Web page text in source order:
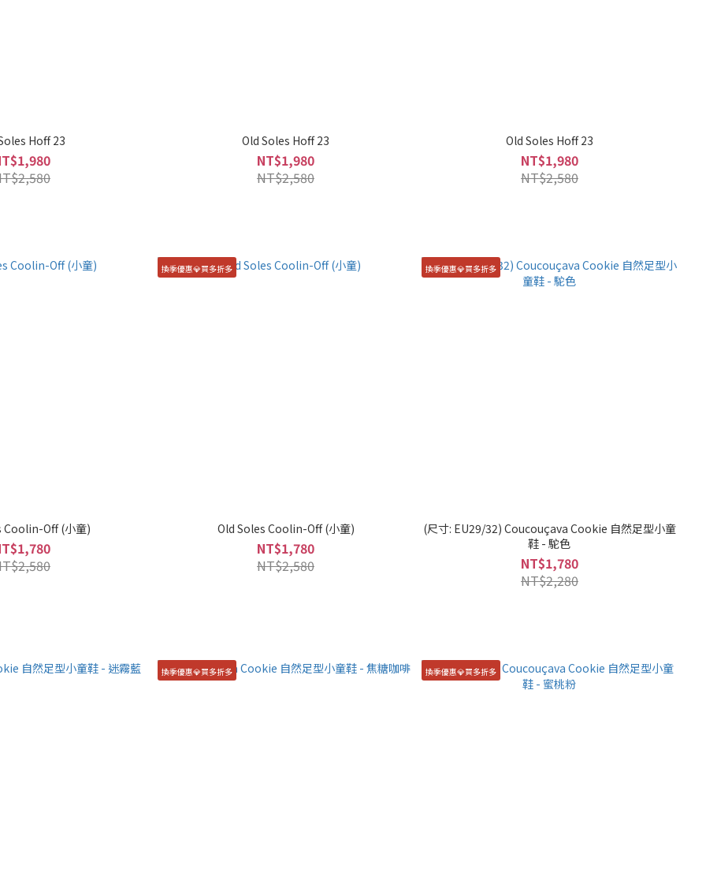
Hoff 23 Old Soles Hoff 23
NT$1,980
NT$2,580
Old Soles Hoff 23
NT$1,980
NT$2,580
Coolin-Off (小童)
換季優惠💎買多折多
Old Soles Coolin-Off (小童)
NT$1,780
NT$2,580
換季優惠💎買多折多
(尺寸: EU29/32) Coucouçava Cookie 自然足型小童
鞋 - 駝色
NT$1,780
NT$2,280
換季優惠💎買多折多 換季優惠💎買多折多